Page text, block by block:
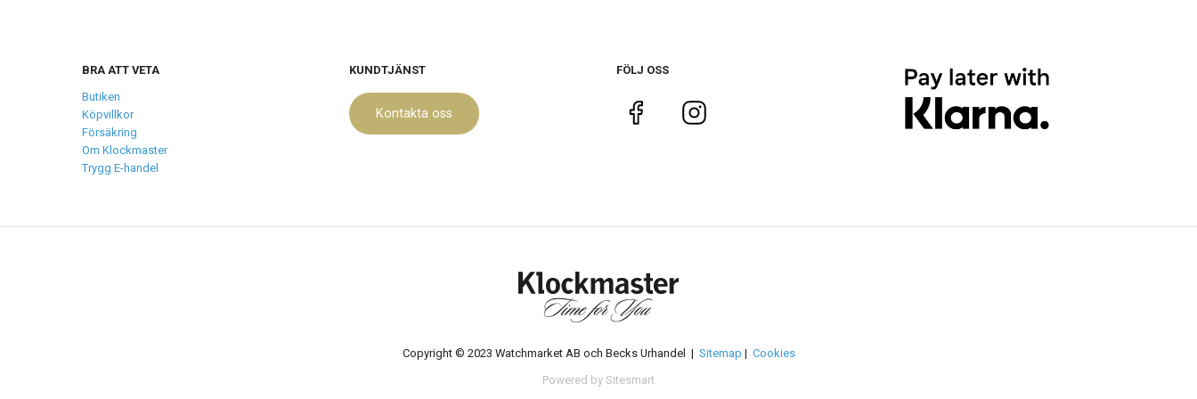
BRA ATT VETA
Butiken
Köpvillkor
Försäkring
Om Klockmaster
Trygg E-handel
KUNDTJÄNST
Kontakta oss
FÖLJ OSS
Copyright © 2023 Watchmarket AB och Becks Urhandel | Sitemap | Cookies
Powered by Sitesmart